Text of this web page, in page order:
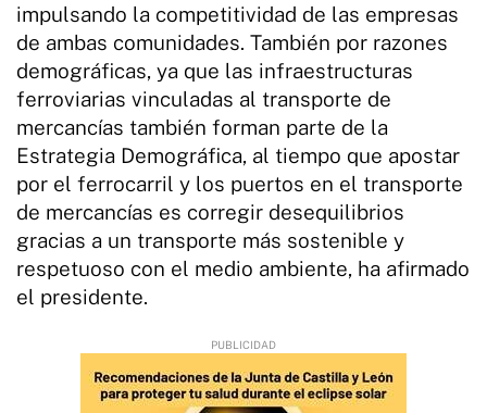
impulsando la competitividad de las empresas
de ambas comunidades. También por razones
demográficas, ya que las infraestructuras
ferroviarias vinculadas al transporte de
mercancías también forman parte de la
Estrategia Demográfica, al tiempo que apostar
por el ferrocarril y los puertos en el transporte
de mercancías es corregir desequilibrios
gracias a un transporte más sostenible y
respetuoso con el medio ambiente, ha afirmado
el presidente.